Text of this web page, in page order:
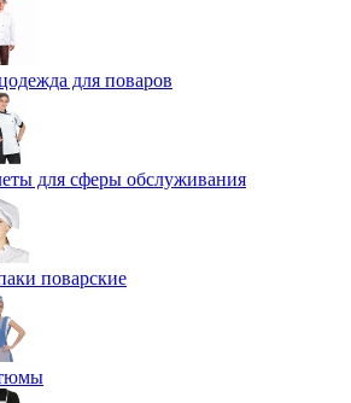
для поваров
для сферы обслуживания
поварские